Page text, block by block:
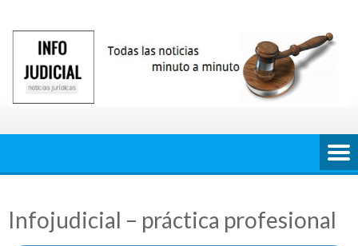
contenido
Infojudicial – práctica profesional